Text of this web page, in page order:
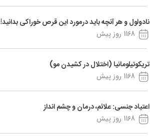
نادولول و هر آنچه باید درمورد این قرص خوراکی بدانید!
1168 روز پیش
تریکوتیلومانیا (اختلال در کشیدن مو)
1168 روز پیش
اعتیاد جنسی: علائم، درمان و چشم انداز
1168 روز پیش